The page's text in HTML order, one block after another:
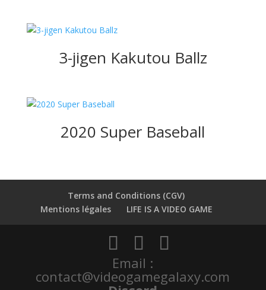
3-jigen Kakutou Ballz
2020 Super Baseball
Terms and Conditions (CGV)
Mentions légales
LIFE IS A VIDEO GAME
Email :
contact@videogamegalaxy.com